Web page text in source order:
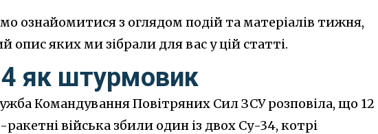
ознайомитися з оглядом подій та матеріалів тижня,
опис яких ми зібрали для вас у цій статті.
як штурмовик
Командування Повітряних Сил ЗСУ розповіла, що 12
війська збили один із двох Су-34, котрі